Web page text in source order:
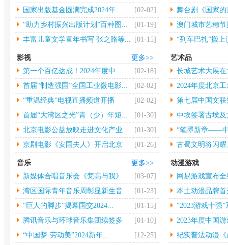
国家出版基金圆满完成2024年...
[02-02]
“助力乡村振兴出版计划”百种图...
[01-19]
丰富儿童文学童年书写 张之路等...
[01-15]
舞台剧《国家
大...
澳门城市艺穗
“列车巴扎”搬上
更多>>
影视
第一个百亿达成！2024年度中...
[02-18]
首届“制造强国”全国工业微电影...
[02-02]
“重温经典”电视直播频道开播
[02-02]
首届“大湾区之光”青（少）年短...
[01-30]
北京电影公益放映走进文化产业
园...
[01-30]
京剧电影《安国夫人》开启北京
长...
[01-26]
艺术品
长城艺术大展
行
2024年度北京
第七届中国文
术...
中埃签署古埃
物...
“笔墨新章——
古蜀文明将闪
更多>>
音乐
新媒体合唱音乐会《梵高与我》
中...
[03-07]
湾区国际青年音乐周彰显新生音
乐...
[01-23]
“巨人的脚步”揭幕国交2024...
[01-15]
腾讯音乐与环球音乐集团续签多
年...
[01-10]
“中国梦·劳动美”2024新年...
[12-25]
动漫游戏
网易游戏宣布
年...
本土动漫品牌
“2023游戏十强
2023年度中国
纪实普法动漫